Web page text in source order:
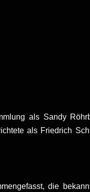
als Sandy
als Friedrich
die